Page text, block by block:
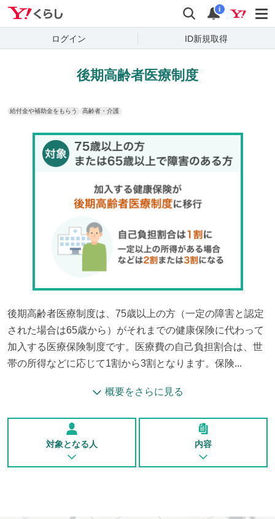
検索 通知
i
ログイン ID新規取得
後期高齢者医療制度
給付金や補助金をもらう 高齢者・介護
後期高齢者医療制度は、75歳以上の方（一定の障害と認定
された場合は65歳から）がそれまでの健康保険に代わって
加入する医療保険制度です。医療費の自己負担割合は、世
帯の所得などに応じて1割から3割となります。保険...
概要をさらに見る
対象となる人 内容